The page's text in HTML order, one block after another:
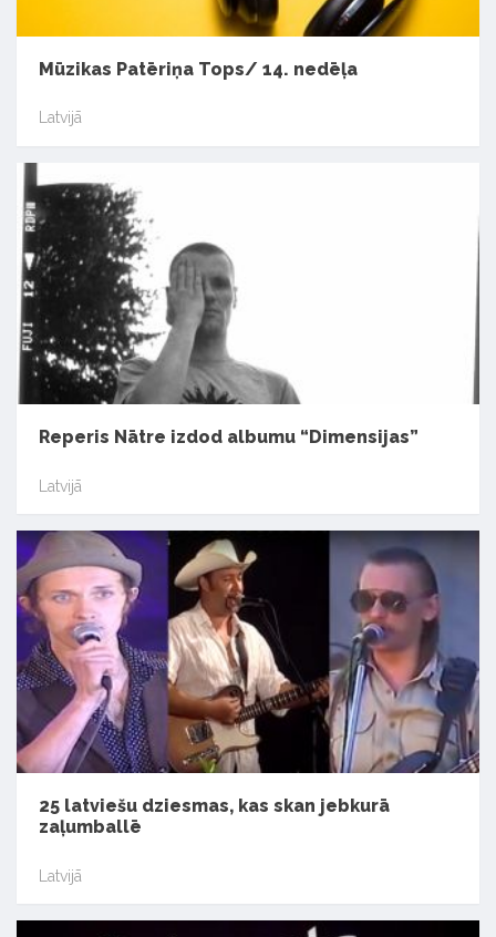
Mūzikas Patēriņa Tops/ 14. nedēļa
Latvijā
Reperis Nātre izdod albumu “Dimensijas”
Latvijā
25 latviešu dziesmas, kas skan jebkurā
zaļumballē
Latvijā